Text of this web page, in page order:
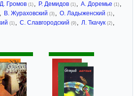
Д. Громов (1) , Р. Демидов (1) , А. Доремье (1) ,
, В. Жураховский (3) , О. Ладыженский (1) ,
(1) , С. Славгородский (9) , Л. Ткачук (2) ,